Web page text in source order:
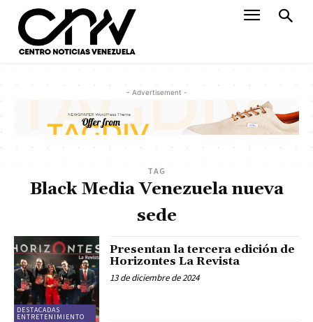
- Advertisement -
TAG
Black Media Venezuela nueva
sede
DESTACADAS
ENTRETENIMIENTO
Presentan la tercera edición de
Horizontes La Revista
13 de diciembre de 2024